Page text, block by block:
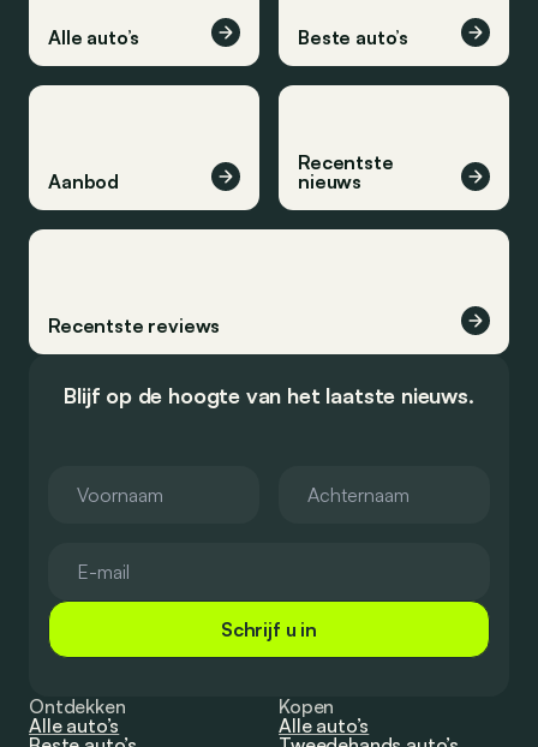
Alle auto’s Beste auto’s
Aanbod
Recentste
nieuws
Recentste reviews
Blijf op de hoogte van het laatste nieuws.
Schrijf u in
Ontdekken
Alle auto’s
Kopen
Alle auto’s